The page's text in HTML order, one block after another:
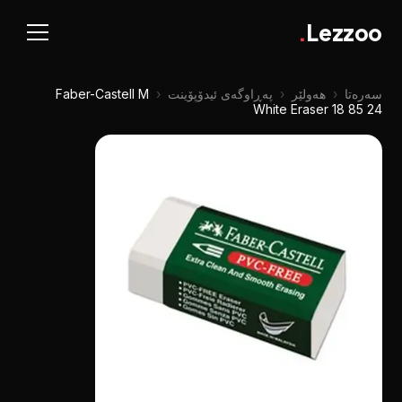
Lezzoo
.
سەرەتا ‹ هەولێر ‹ پەڕاوگەی ئیدۆپۆینت ‹
Faber-Castell M
White Eraser 18 85 24